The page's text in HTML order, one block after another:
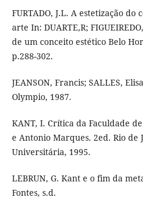
FURTADO, J.L. A estetização
arte In: DUARTE,R;
de um conceito estético Belo
p.288-302.
JEANSON, Francis; SALLES,
Olympio, 1987.
KANT, I. Crítica da Faculdade
e Antonio Marques. 2ed. Rio de
Universitária, 1995.
LEBRUN, G. Kant e o fim da
Fontes, s.d.